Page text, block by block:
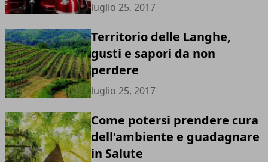
luglio 25, 2017
Territorio delle Langhe,
gusti e sapori da non
perdere
luglio 25, 2017
Come potersi prendere cura
dell'ambiente e guadagnare
in Salute